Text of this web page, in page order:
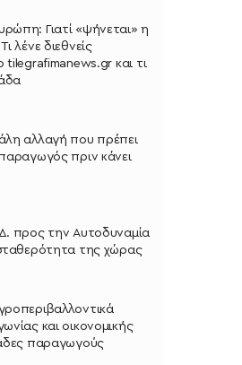
Γιατί «ψήνεται» η
λένε διεθνείς
tilegrafimanews.gr και τι
αλλαγή που πρέπει
πριν κάνει
προς την Αυτοδυναμία
της χώρας
και οικονομικής
παραγωγούς